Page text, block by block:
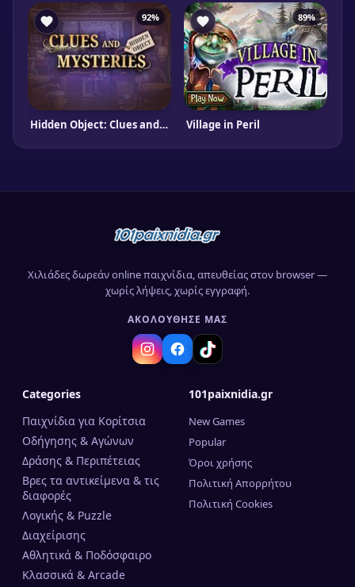
92%
Hidden Object: Clues and Mysteries
89%
Village in Peril
Χιλιάδες δωρεάν online παιχνίδια, απευθείας στον browser —
χωρίς λήψεις, χωρίς εγγραφή.
ΑΚΟΛΟΎΘΗΣΈ ΜΑΣ
Categories
Παιχνίδια για Κορίτσια
Οδήγησης & Αγώνων
Δράσης & Περιπέτειας
Βρες τα αντικείμενα & τις
διαφορές
Λογικής & Puzzle
Διαχείρισης
Αθλητικά & Ποδόσφαιρο
Κλασσικά & Arcade
101paixnidia.gr
New Games
Popular
Όροι χρήσης
Πολιτική Απορρήτου
Πολιτική Cookies